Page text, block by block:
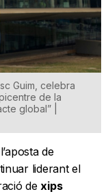
Guim, celebra
de la
global” |
de
liderant el
dexips